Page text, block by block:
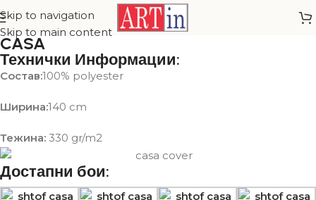
Skip to navigation
Skip to main content
CASA
Технички Информации:
Состав:100% polyester
Ширина:140 cm
Тежина: 330 gr/m2
Достапни бои: